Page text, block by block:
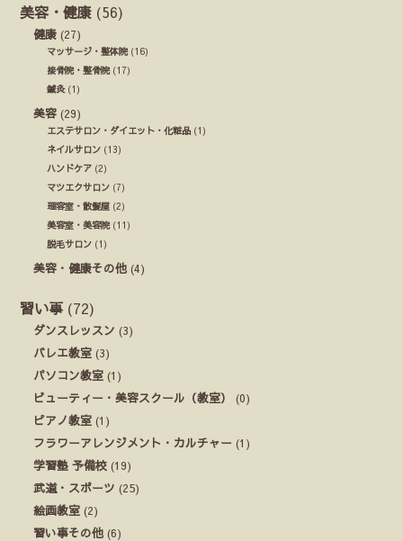
美容・健康 (56)
健康 (27)
マッサージ・整体院(16)
接骨院・整骨院(17)
鍼灸(1)
美容 (29)
エステサロン・ダイエット・化粧品 (1)
ネイルサロン (13)
ハンドケア (2)
マツエクサロン (7)
理容室・散髪屋 (2)
美容室・美容院(11)
脱毛サロン (1)
美容・健康その他 (4)
習い事 (72)
ダンスレッスン (3)
バレエ教室 (3)
パソコン教室 (1)
ビューティー・美容スクール（教室）
(0)
ピアノ教室 (1)
フラワーアレンジメント・カルチャー (1)
学習塾 予備校 (19)
武道・スポーツ (25)
絵画教室 (2)
習い事その他 (6)